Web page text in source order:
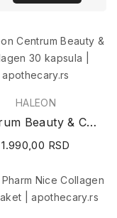
HALEON
Centrum Beauty & Collagen 30 kapsula
1.990,00 RSD